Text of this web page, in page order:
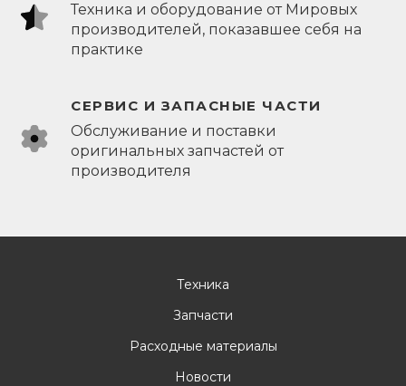
Техника и оборудование от Мировых
производителей, показавшее себя на
практике
СЕРВИС И ЗАПАСНЫЕ ЧАСТИ
Обслуживание и поставки
оригинальных запчастей от
производителя
Техника
Запчасти
Расходные материалы
Новости